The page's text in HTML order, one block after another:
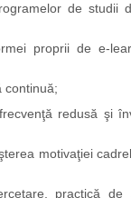
de studii
proprii de e-
continuă;
redusă şi
motivaţiei
practică de